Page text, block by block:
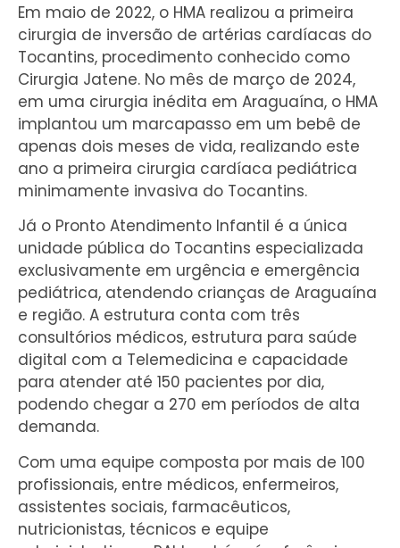
Em maio de 2022, o HMA realizou a primeira
cirurgia de inversão de artérias cardíacas do
Tocantins, procedimento conhecido como
Cirurgia Jatene. No mês de março de 2024,
em uma cirurgia inédita em Araguaína, o HMA
implantou um marcapasso em um bebê de
apenas dois meses de vida, realizando este
ano a primeira cirurgia cardíaca pediátrica
minimamente invasiva do Tocantins.
Já o Pronto Atendimento Infantil é a única
unidade pública do Tocantins especializada
exclusivamente em urgência e emergência
pediátrica, atendendo crianças de Araguaína
e região. A estrutura conta com três
consultórios médicos, estrutura para saúde
digital com a Telemedicina e capacidade
para atender até 150 pacientes por dia,
podendo chegar a 270 em períodos de alta
demanda.
Com uma equipe composta por mais de 100
profissionais, entre médicos, enfermeiros,
assistentes sociais, farmacêuticos,
nutricionistas, técnicos e equipe